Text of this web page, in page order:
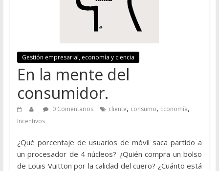
Gestión empresarial, economía y ciencia
En la mente del
consumidor.
0 Comentarios cliente, consumo, Economía,
Incentivos
¿Qué porcentaje de usuarios de móvil saca partido a
un procesador de 4 núcleos? ¿Quién compra un bolso
de Louis Vuitton por la calidad del cuero? ¿Cuánto está